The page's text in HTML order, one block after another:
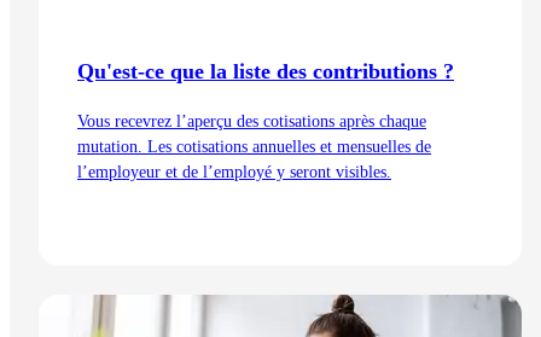
Qu'est-ce que la liste des contributions ?
Vous recevrez l’aperçu des cotisations après chaque
mutation. Les cotisations annuelles et mensuelles de
l’employeur et de l’employé y seront visibles.
Lire l'article